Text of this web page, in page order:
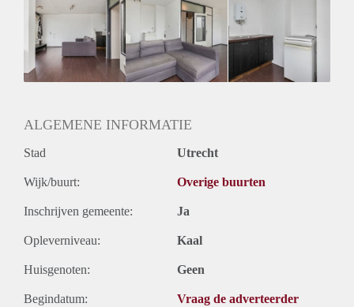
Mogelijk
Inkomen eis
3,1 X Maandhuur Bruto
Huurtermijn
Onbepaalde termijn
ALGEMENE INFORMATIE
Stad Utrecht
Wijk/buurt: Overige buurten
Inschrijven gemeente: Ja
Opleverniveau: Kaal
Huisgenoten: Geen
Begindatum: Vraag de adverteerder